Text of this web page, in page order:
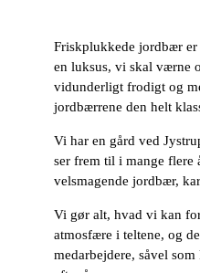
Friskplukkede jordbær
en luksus, vi skal værne
vidunderligt frodigt og
jordbærrene den helt
Vi har en gård ved
ser frem til i mange flere
velsmagende jordbær,
Vi gør alt, hvad vi kan
atmosfære i teltene, og
medarbejdere, såvel